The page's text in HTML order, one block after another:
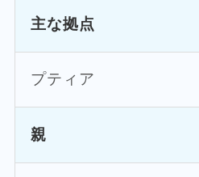
主な拠点
プティア
親